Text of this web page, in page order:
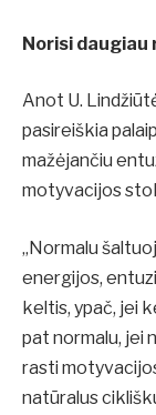
Norisi daugiau
Anot U.
pasireiškia
mažėjančiu
motyvacijos
„Normalu
energijos,
keltis, ypač, jei
pat normalu, jei
rasti
natūralus